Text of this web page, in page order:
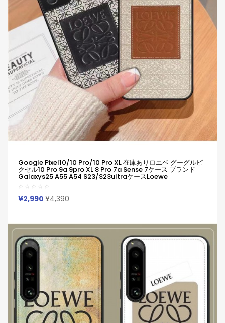
Google Pixel10/10 Pro/10 Pro XL 在庫ありロエベ グーグルピ
クセル10 Pro 9a 9pro XL 8 Pro 7a Sense 7ケース ブランド
Galaxys25 A55 A54 S23/s23ultraケースLoewe
Iphone17/1615/14/13 保護カバー男女兼用ジャケット型人気
¥2,990 ¥4,390